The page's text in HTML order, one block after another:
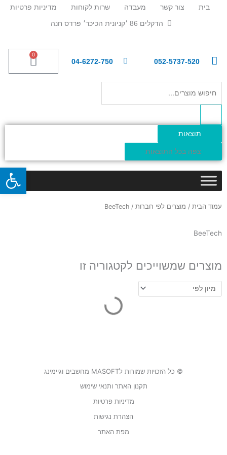
בית צור קשר מעבדה שרות לקוחות מדיניות פרטיות
הדקלים 86 ׳קניונית הכיכר׳ פרדס חנה
052-5737-520
04-6272-750
0
עגלת
קניות
תוצאות
צפה בכל התוצאות
עמוד הבית / מוצרים לפי חברות / BeeTech
BeeTech
מוצרים שמשוייכים לקטגוריה זו
© כל הזכויות שמורות לMASOFT מחשבים וגיימינג
תקנון האתר ותנאי שימוש
מדיניות פרטיות
הצהרת נגישות
מפת האתר